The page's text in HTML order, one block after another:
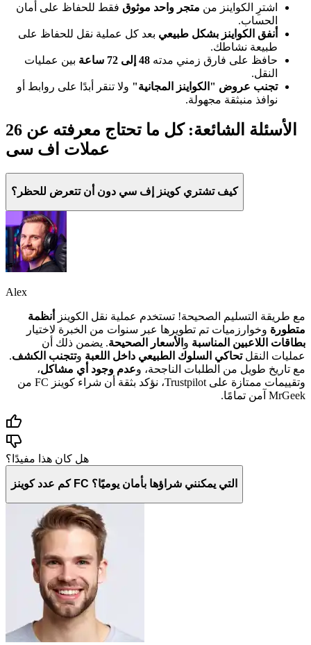
اشترِ الكواينز من متجر واحد موثوق فقط للحفاظ على أمان
الحساب.
أنفق الكواينز بشكل طبيعي بعد كل عملية نقل للحفاظ على
طبيعة نشاطك.
حافظ على فارق زمني مدته 48 إلى 72 ساعة
بين عمليات
النقل.
تجنب عروض "الكواينز المجانية" ولا تنقر أبدًا على روابط أو
نوافذ منبثقة مجهولة.
26 الأسئلة الشائعة: كل ما تحتاج معرفته عن
عملات اف سی
كيف تشتري كوينز إف سي دون أن تتعرض للحظر؟
Alex
مع طريقة التسليم الصحيحة! تستخدم عملية نقل الكوينز
أنظمة
متطورة وخوارزميات تم تطويرها عبر سنوات من الخبرة لاختيار
بطاقات اللاعبين المناسبة و الأسعار الصحيحة. يضمن ذلك أن
عمليات النقلتحاكي السلوك الطبيعي داخل اللعبة وتتجنب الكشف.
مع تاريخ طويل من الطلبات الناجحة، وعدم وجود أي مشاكل،
وتقييمات ممتازة على Trustpilot، نؤكد بثقة أن شراء كوينز FC من
MrGeek آمن تمامًا.
هل كان هذا مفيدًا؟
كم عدد كوينز FC التي يمكنني شراؤها بأمان يوميًا؟